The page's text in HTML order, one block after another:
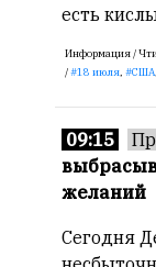
есть
Информация /
/
18 июля, США,
09:15
желаний
Сегодня